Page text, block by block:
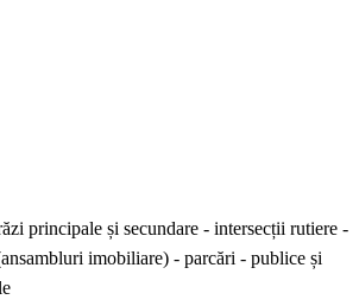
principale și secundare - intersecții rutiere -
imobiliare) - parcări - publice și